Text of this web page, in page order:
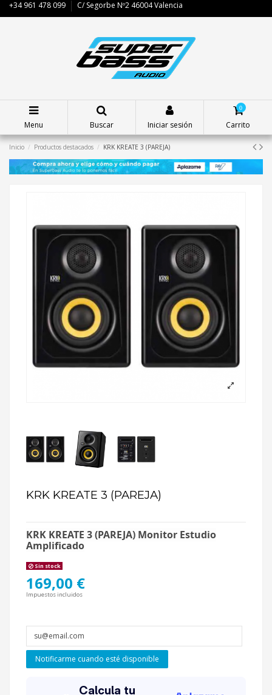
+34 961 478 099 C/ Segorbe Nº2 46004 Valencia
Menu Buscar Iniciar sesión
0
Carrito
Inicio Productos destacados KRK KREATE 3 (PAREJA)
KRK KREATE 3 (PAREJA)
KRK KREATE 3 (PAREJA) Monitor Estudio
Amplificado
Sin stock
169,00 €
Impuestos incluidos
Notificarme cuando esté disponible